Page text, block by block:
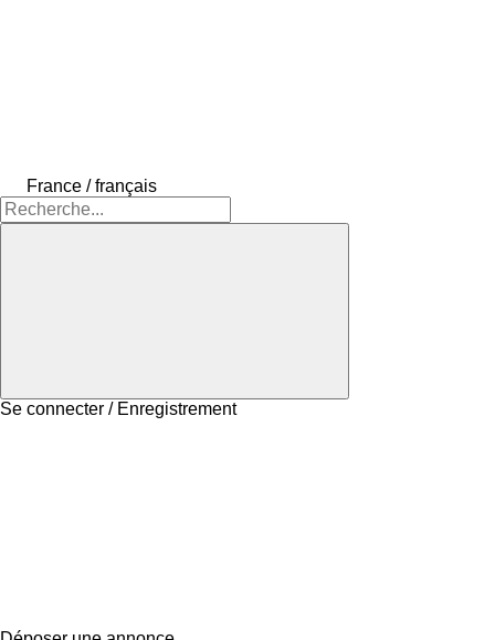
France / français
Se connecter / Enregistrement